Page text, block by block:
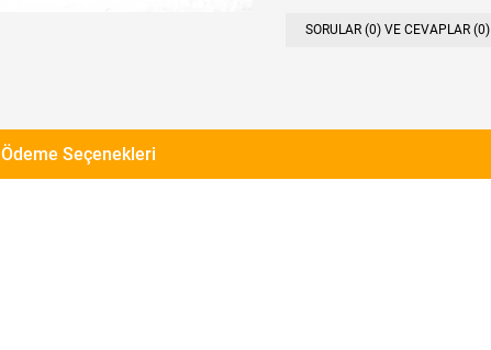
SORULAR (0) VE CEVAPLAR (0)
Ödeme Seçenekleri